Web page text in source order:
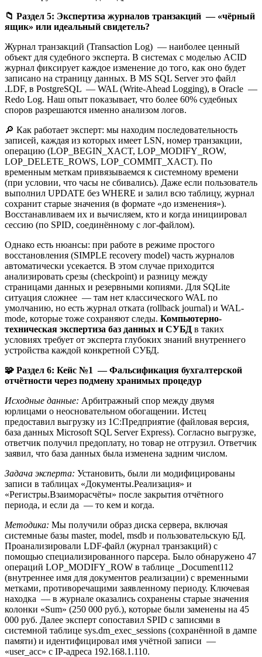
📁 Раздел 5: Экспертиза журналов транзакций — «чёрный
ящик» или идеальный свидетель?
Журнал транзакций (Transaction Log) — наиболее ценный
объект для судебного эксперта. В системах с моделью ACID
журнал фиксирует каждое изменение до того, как оно будет
записано на страницу данных. В MS SQL Server это файл
.LDF, в PostgreSQL — WAL (Write-Ahead Logging), в Oracle —
Redo Log. Наш опыт показывает, что более 60% судебных
споров разрешаются именно анализом логов.
🔎 Как работает эксперт: мы находим последовательность
записей, каждая из которых имеет LSN, номер транзакции,
операцию (LOP_BEGIN_XACT, LOP_MODIFY_ROW,
LOP_DELETE_ROWS, LOP_COMMIT_XACT). По
временным меткам привязываемся к системному времени
(при условии, что часы не сбивались). Даже если пользователь
выполнил UPDATE без WHERE и залил всю таблицу, журнал
сохранит старые значения (в формате «до изменения»).
Восстанавливаем их и вычисляем, кто и когда инициировал
сессию (по SPID, соединённому с лог-файлом).
Однако есть нюансы: при работе в режиме простого
восстановления (SIMPLE recovery model) часть журналов
автоматически усекается. В этом случае приходится
анализировать срезы (checkpoint) и разницу между
страницами данных и резервными копиями. Для SQLite
ситуация сложнее — там нет классического WAL по
умолчанию, но есть журнал отката (rollback journal) и WAL-
mode, которые тоже сохраняют следы. Компьютерно-
техническая экспертиза баз данных и СУБД в таких
условиях требует от эксперта глубоких знаний внутреннего
устройства каждой конкретной СУБД.
🧩 Раздел 6: Кейс №1 — Фальсификация бухгалтерской
отчётности через подмену хранимых процедур
Исходные данные: Арбитражный спор между двумя
юрлицами о неосновательном обогащении. Истец
предоставил выгрузку из 1С:Предприятие (файловая версия,
база данных Microsoft SQL Server Express). Согласно выгрузке,
ответчик получил предоплату, но товар не отгрузил. Ответчик
заявил, что база данных была изменена задним числом.
Задача эксперта: Установить, были ли модифицированы
записи в таблицах «Документы.Реализация» и
«Регистры.Взаиморасчёты» после закрытия отчётного
периода, и если да — то кем и когда.
Методика: Мы получили образ диска сервера, включая
системные базы master, model, msdb и пользовательскую БД.
Проанализировали LDF-файл (журнал транзакций) с
помощью специализированного парсера. Было обнаружено 47
операций LOP_MODIFY_ROW в таблице _Document112
(внутреннее имя для документов реализации) с временными
метками, противоречащими заявленному периоду. Ключевая
находка — в журнале оказались сохранены старые значения
колонки «Sum» (250 000 руб.), которые были заменены на 45
000 руб. Далее эксперт сопоставил SPID с записями в
системной таблице sys.dm_exec_sessions (сохранённой в дампе
памяти) и идентифицировал имя учётной записи —
«user_acc» с IP-адреса 192.168.1.110.